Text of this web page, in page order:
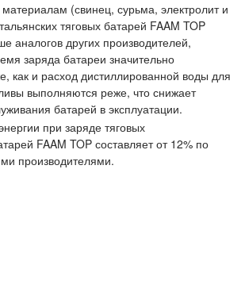
(свинец, сурьма, электролит и
тяговых батарей FAAM TOP
аналогов других производителей,
заряда батареи значительно
как и расход дистиллированной воды для
выполняются реже, что снижает
батарей в эксплуатации.
при заряде тяговых
FAAM TOP составляет от 12% по
производителями.